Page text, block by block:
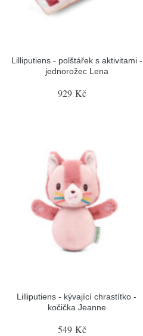
Lilliputiens - polštářek s aktivitami -
jednorožec Lena
929 Kč
Lilliputiens - kývající chrastítko -
kočička Jeanne
549 Kč